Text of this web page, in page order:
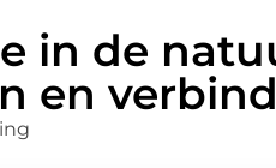
in de
en